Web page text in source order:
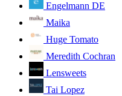
Engelmann DE
Maika
Huge Tomato
Meredith Cochran
Lensweets
Tai Lopez